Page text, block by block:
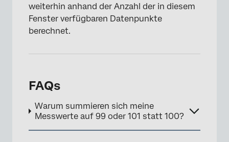
weiterhin anhand der Anzahl der in diesem
Fenster verfügbaren Datenpunkte
berechnet.
FAQs
Warum summieren sich meine
Messwerte auf 99 oder 101 statt 100?